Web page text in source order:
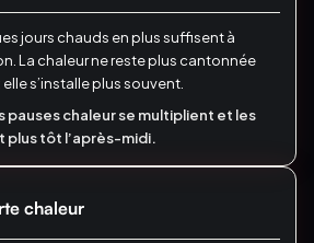
jours chauds en plus suffisent à
La chaleur ne reste plus cantonnée
s’installe plus souvent.
pauses chaleur se multiplient et les
plus tôt l’après-midi.
chaleur